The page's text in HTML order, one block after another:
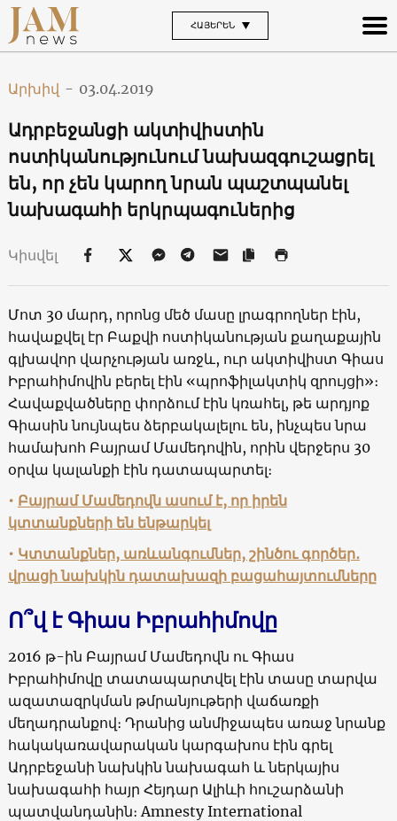
ՀԱՅԵՐԵՆ
Արխիվ - 03.04.2019
Ադրբեջանցի ակտիվիստին
ոստիկանությունում նախազգուշացրել
են, որ չեն կարող նրան պաշտպանել
նախագահի երկրպագուներից
Կիսվել
Մոտ 30 մարդ, որոնց մեծ մասը լրագրողներ էին,
հավաքվել էր Բաքվի ոստիկանության քաղաքային
գլխավոր վարչության առջև, ուր ակտիվիստ Գիաս
Իբրահիմովին բերել էին «պրոֆիլակտիկ զրույցի»։
Հավաքվածները փորձում էին կռահել, թե արդյոք
Գիասին նույնպես ձերբակալելու են, ինչպես նրա
համախոհ Բայրամ Մամեդովին, որին վերջերս 30
օրվա կալանքի էին դատապարտել։
• Բայրամ Մամեդովն ասում է, որ իրեն
կտտանքների են ենթարկել
• Կտտանքներ, առևանգումներ, շինծու գործեր․
վրացի նախկին դատախազի բացահայտումները
Ո՞վ է Գիաս Իբրահիմովը
2016 թ-ին Բայրամ Մամեդովն ու Գիաս
Իբրահիմովը տատապարտվել էին տասը տարվա
ազատազրկման թմրանյութերի վաճառքի
մեղադրանքով։ Դրանից անմիջապես առաջ նրանք
հակակառավարական կարգախոս էին գրել
Ադրբեջանի նախկին նախագահ և ներկայիս
նախագահի հայր Հեյդար Ալիևի հուշարձանի
պատվանդանին։ Amnesty International